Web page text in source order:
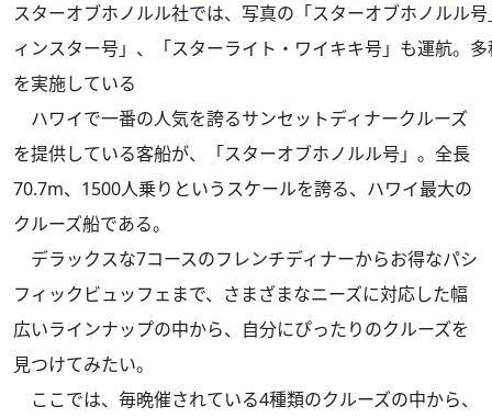
スターオブホノルル社では、写真の「スターオブホノルル
ィンスター号」、「スターライト・ワイキキ号」も運航。
を実施している
ハワイで一番の人気を誇るサンセットディナークルーズ
を提供している客船が、「スターオブホノルル号」。全長
70.7m、1500人乗りというスケールを誇る、ハワイ最大の
クルーズ船である。
デラックスな7コースのフレンチディナーからお得なパシ
フィックビュッフェまで、さまざまなニーズに対応した幅
広いラインナップの中から、自分にぴったりのクルーズを
見つけてみたい。
ここでは、毎晩催されている4種類のクルーズの中から、